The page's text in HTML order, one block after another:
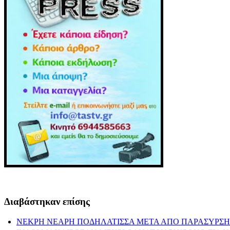
Διαβάστηκαν επίσης
ΝΕΚΡΗ ΝΕΑΡΗ ΠΟΔΗΛΑΤΙΣΣΑ ΜΕΤΑ ΑΠΟ